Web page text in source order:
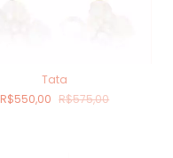
Tata
R$550,00 R$575,00